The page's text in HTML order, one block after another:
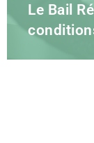
Le Bail